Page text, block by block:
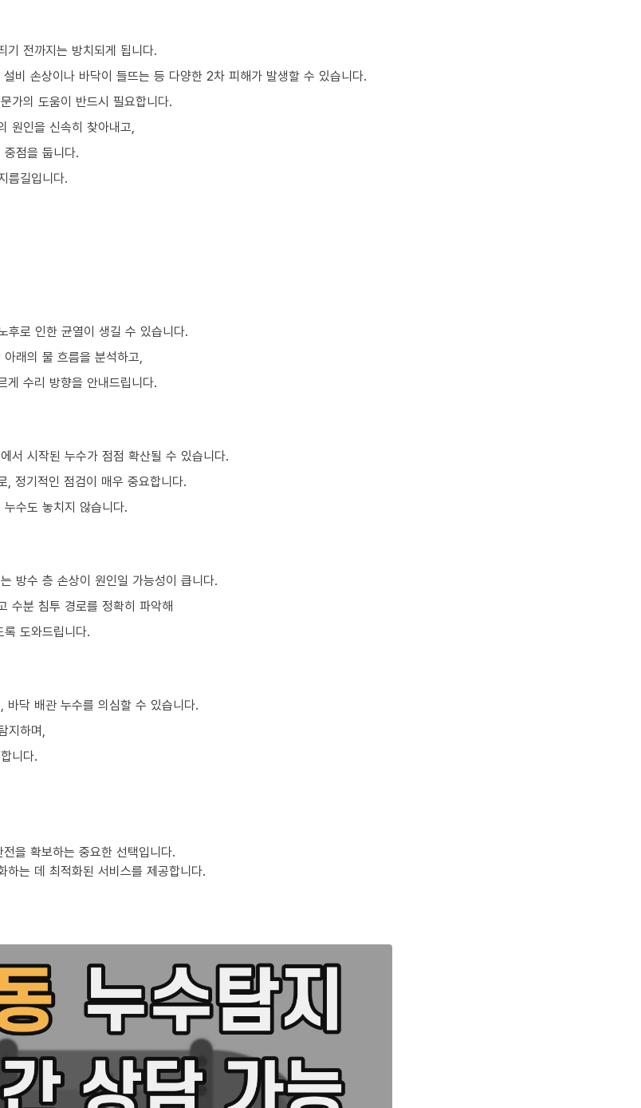
기 전까지는 방치되게 됩니다.
비 손상이나 바닥이 들뜨는 등 다양한 2차 피해가 발생할 수 있습니다.
가의 도움이 반드시 필요합니다.
원인을 신속히 찾아내고,
점을 둡니다.
름길입니다.
후로 인한 균열이 생길 수 있습니다.
래의 물 흐름을 분석하고,
게 수리 방향을 안내드립니다.
서 시작된 누수가 점점 확산될 수 있습니다.
, 정기적인 점검이 매우 중요합니다.
수도 놓치지 않습니다.
방수 층 손상이 원인일 가능성이 큽니다.
수분 침투 경로를 정확히 파악해
도와드립니다.
닥 배관 누수를 의심할 수 있습니다.
지하며,
니다.
을 확보하는 중요한 선택입니다.
는 데 최적화된 서비스를 제공합니다.